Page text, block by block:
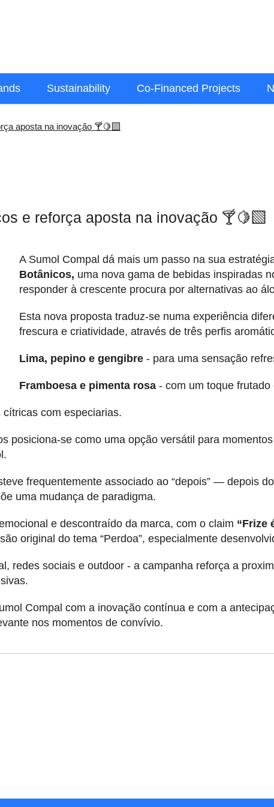
Sustainability Co-Financed Projects
aposta na inovação 🍸🍋‍🟩
e reforça aposta na inovação 🍸🍋‍🟩
A Sumol Compal dá mais um passo na sua
Botânicos, uma nova gama de bebidas inspiradas
responder à crescente procura por alternativas ao
Esta nova proposta traduz-se numa experiência
frescura e criatividade, através de três perfis
Lima, pepino e gengibre - para uma sensação
Framboesa e pimenta rosa - com um toque
com especiarias.
posiciona-se como uma opção versátil para
frequentemente associado ao “depois” — depois
uma mudança de paradigma.
e descontraído da marca, com o claim “Frize
original do tema “Perdoa”, especialmente
redes sociais e outdoor - a campanha reforça a
Compal com a inovação contínua e com a
nos momentos de convívio.